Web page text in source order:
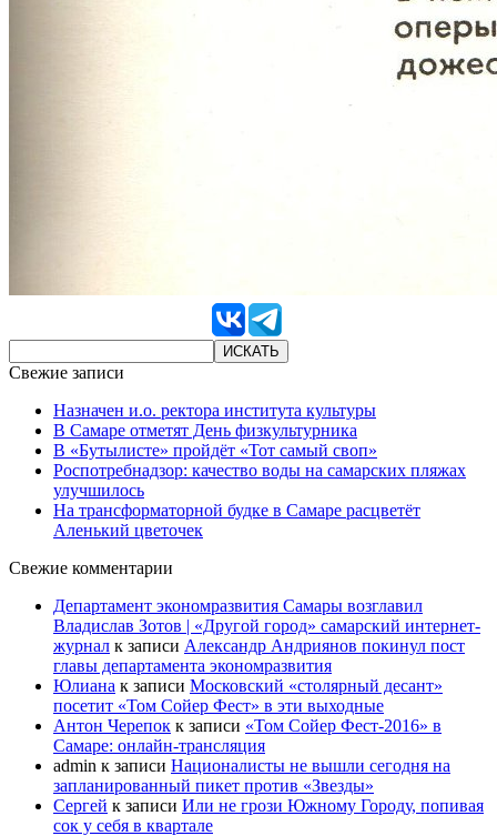
Свежие записи
Назначен и.о. ректора института культуры
В Самаре отметят День физкультурника
В «Бутылисте» пройдёт «Тот самый своп»
Роспотребнадзор: качество воды на самарских пляжах
улучшилось
На трансформаторной будке в Самаре расцветёт
Аленький цветочек
Свежие комментарии
Департамент экономразвития Самары возглавил
Владислав Зотов | «Другой город» самарский интернет-
журнал к записи Александр Андриянов покинул пост
главы департамента экономразвития
Юлиана к записи Московский «столярный десант»
посетит «Том Сойер Фест» в эти выходные
Антон Черепок к записи «Том Сойер Фест-2016» в
Самаре: онлайн-трансляция
admin к записи Националисты не вышли сегодня на
запланированный пикет против «Звезды»
Сергей к записи Или не грози Южному Городу, попивая
сок у себя в квартале